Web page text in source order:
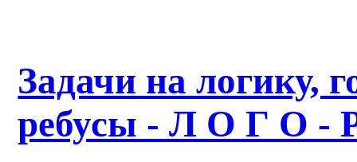
Задачи на логику,
ребусы - Л О Г О -